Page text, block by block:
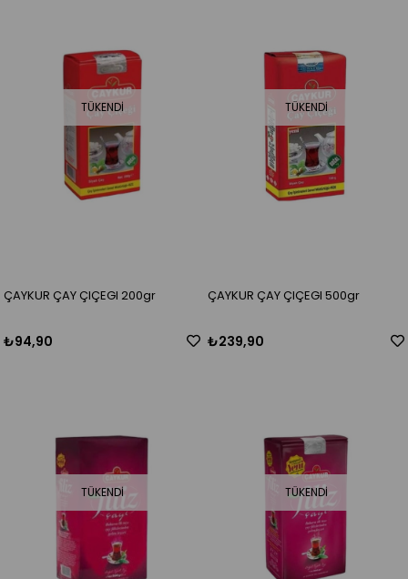
TÜKENDI
ÇAYKUR ÇAY ÇIÇEGI 200gr
₺94,90
TÜKENDI
ÇAYKUR ÇAY ÇIÇEGI 500gr
₺239,90
TÜKENDI TÜKENDI